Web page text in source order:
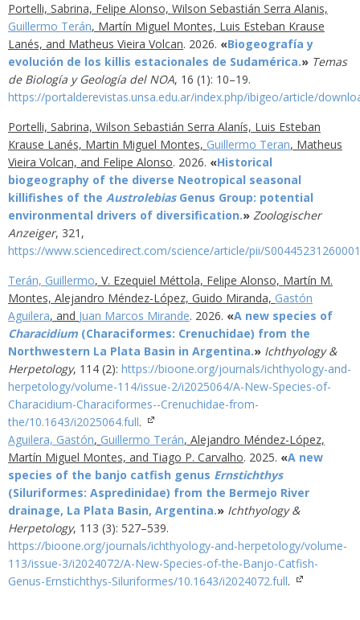
Portelli, Sabrina, Felipe Alonso, Wilson Sebastián Serra Alanis,
Guillermo Terán, Martín Miguel Montes, Luis Esteban Krause
Lanés, and Matheus Vieira Volcan. 2026. «Biogeografía y
evolución de los killis estacionales de Sudamérica.» Temas
de Biología y Geología del NOA, 16 (1): 10–19.
https://portalderevistas.unsa.edu.ar/index.php/ibigeo/article/
Portelli, Sabrina, Wilson Sebastián Serra Alanís, Luis Esteban
Krause Lanés, Martin Miguel Montes, Guillermo Teran, Matheus
Vieira Volcan, and Felipe Alonso. 2026. «Historical
biogeography of the diverse Neotropical seasonal
killifishes of the AustrolebiasGenus Group: potential
environmental drivers of diversification.» Zoologischer
Anzeiger, 321 ,
https://www.sciencedirect.com/science/article/pii/
Terán, Guillermo, V. Ezequiel Méttola, Felipe Alonso, Martín M.
Montes, Alejandro Méndez-López, Guido Miranda, Gastón
Aguilera, and Juan Marcos Mirande. 2026. «A new species of
Characidium (Characiformes: Crenuchidae) from the
Northwestern La Plata Basin in Argentina.» Ichthyology &
Herpetology, 114 (2): https://bioone.org/journals/ichthyology-and-
herpetology/volume-114/issue-2/i2025064/A-New-Species-of-
Characidium-Characiformes--Crenuchidae-from-
the/10.1643/i2025064.full.
Aguilera, Gastón, Guillermo Terán, Alejandro Méndez-López,
Martín Miguel Montes, and Tiago P. Carvalho. 2025. «A new
species of the banjo catfish genus Ernstichthys
(Siluriformes: Aspredinidae) from the Bermejo River
drainage, La Plata Basin, Argentina.» Ichthyology &
Herpetology, 113 (3): 527–539.
https://bioone.org/journals/ichthyology-and-herpetology/volume-
113/issue-3/i2024072/A-New-Species-of-the-Banjo-Catfish-
Genus-Ernstichthys-Siluriformes/10.1643/i2024072.full.